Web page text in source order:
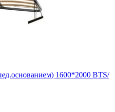
1600*2000 BTS/